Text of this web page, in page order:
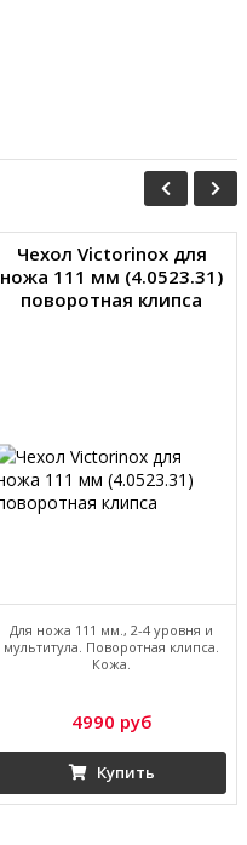
Чехол Victorinox для
ножа 111 мм (4.0523.31)
поворотная клипса
Для ножа 111 мм., 2-4 уровня и
мультитула. Поворотная клипса.
Кожа.
4990 руб
Купить